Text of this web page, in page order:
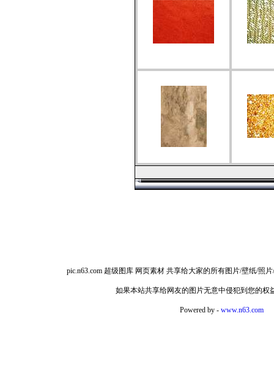
pic.n63.com 超级图库 网页素材 共享给大家的所有图片/壁纸/
如果本站共享给网友的图片无意中侵犯到您的权
Powered by - www.n63.com